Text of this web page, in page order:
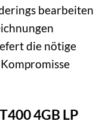
bearbeiten
die nötige
4GB LP